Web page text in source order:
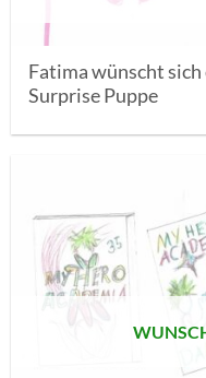
Fatima wünscht sich
Surprise Puppe